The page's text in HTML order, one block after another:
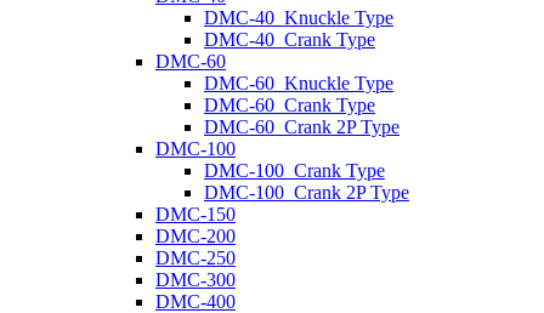
DMC-40_Knuckle Type
DMC-40_Crank Type
DMC-60
DMC-60_Knuckle Type
DMC-60_Crank Type
DMC-60_Crank 2P Type
DMC-100
DMC-100_Crank Type
DMC-100_Crank 2P Type
DMC-150
DMC-200
DMC-250
DMC-300
DMC-400